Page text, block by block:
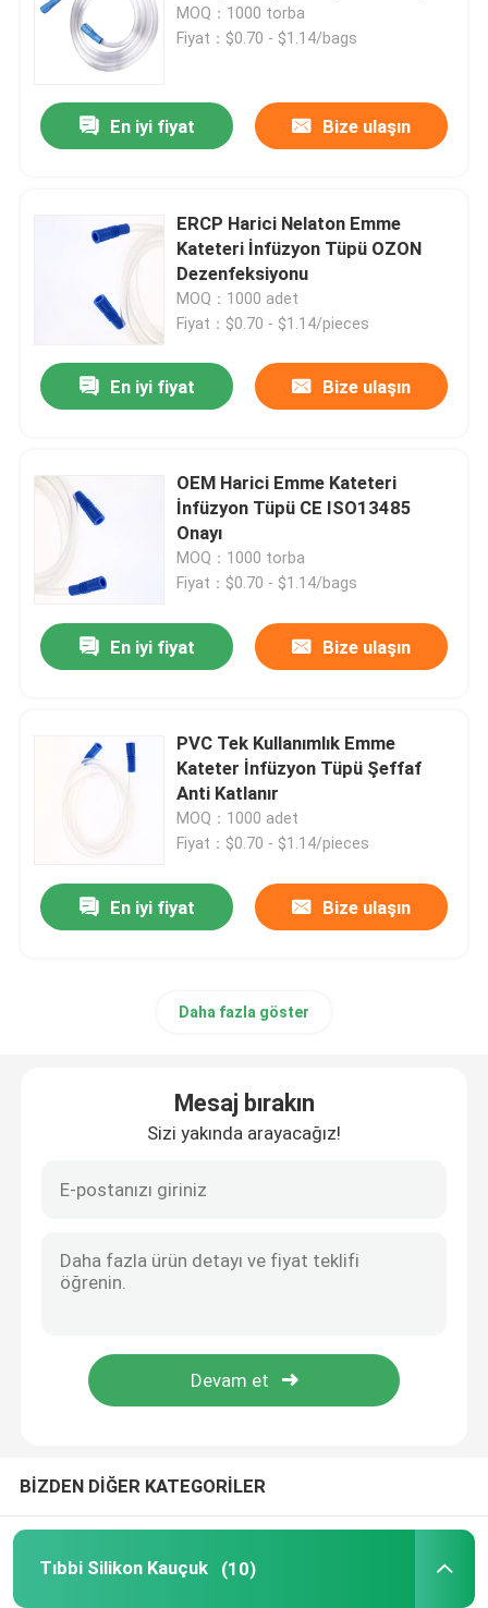
Ürünler
MOQ：1000 torba
Fiyat：$0.70 - $1.14/bags
En iyi fiyat Bize ulaşın
ERCP Harici Nelaton Emme
Kateteri İnfüzyon Tüpü OZON
Dezenfeksiyonu
MOQ：1000 adet
Fiyat：$0.70 - $1.14/pieces
En iyi fiyat Bize ulaşın
OEM Harici Emme Kateteri
İnfüzyon Tüpü CE ISO13485
Onayı
MOQ：1000 torba
Fiyat：$0.70 - $1.14/bags
En iyi fiyat Bize ulaşın
PVC Tek Kullanımlık Emme
Kateter İnfüzyon Tüpü Şeffaf
Anti Katlanır
MOQ：1000 adet
Fiyat：$0.70 - $1.14/pieces
En iyi fiyat Bize ulaşın
Daha fazla göster
Mesaj bırakın
Sizi yakında arayacağız!
BİZDEN DİĞER KATEGORİLER
Tıbbi Silikon Kauçuk (10)